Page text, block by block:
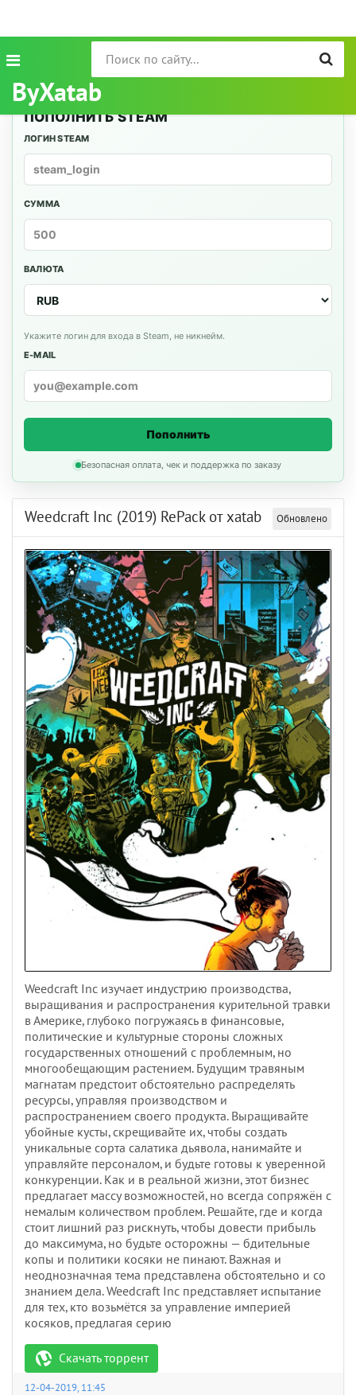
ByXatab
ПОПОЛНИТЬ STEAM
ЛОГИН STEAM
СУММА
ВАЛЮТА
Укажите логин для входа в Steam, не никнейм.
E-MAIL
Пополнить
Безопасная оплата, чек и поддержка по заказу
Weedcraft Inc (2019) RePack от xatab Обновлено
Weedcraft Inc изучает индустрию производства,
выращивания и распространения курительной травки
в Америке, глубоко погружаясь в финансовые,
политические и культурные стороны сложных
государственных отношений с проблемным, но
многообещающим растением. Будущим травяным
магнатам предстоит обстоятельно распределять
ресурсы, управляя производством и
распространением своего продукта. Выращивайте
убойные кусты, скрещивайте их, чтобы создать
уникальные сорта салатика дьявола, нанимайте и
управляйте персоналом, и будьте готовы к уверенной
конкуренции. Как и в реальной жизни, этот бизнес
предлагает массу возможностей, но всегда сопряжён с
немалым количеством проблем. Решайте, где и когда
стоит лишний раз рискнуть, чтобы довести прибыль
до максимума, но будьте осторожны — бдительные
копы и политики косяки не пинают. Важная и
неоднозначная тема представлена обстоятельно и со
знанием дела. Weedcraft Inc представляет испытание
для тех, кто возьмётся за управление империей
косяков, предлагая серию
Скачать торрент
12-04-2019, 11:45